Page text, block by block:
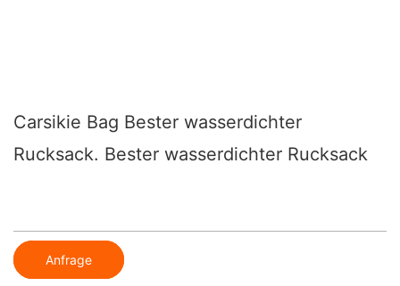
Carsikie Bag Bester wasserdichter
Rucksack. Bester wasserdichter Rucksack
Anfrage